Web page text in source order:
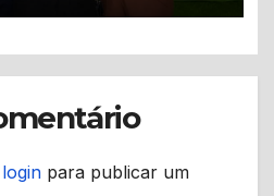
login para publicar um